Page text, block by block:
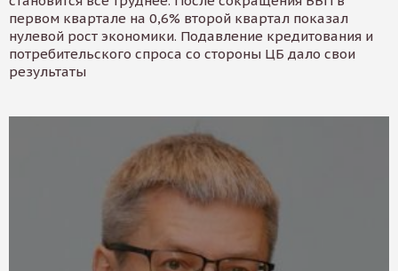
первом квартале на 0,6% второй квартал показал
нулевой рост экономики. Подавление кредитования и
потребительского спроса со стороны ЦБ дало свои
результаты